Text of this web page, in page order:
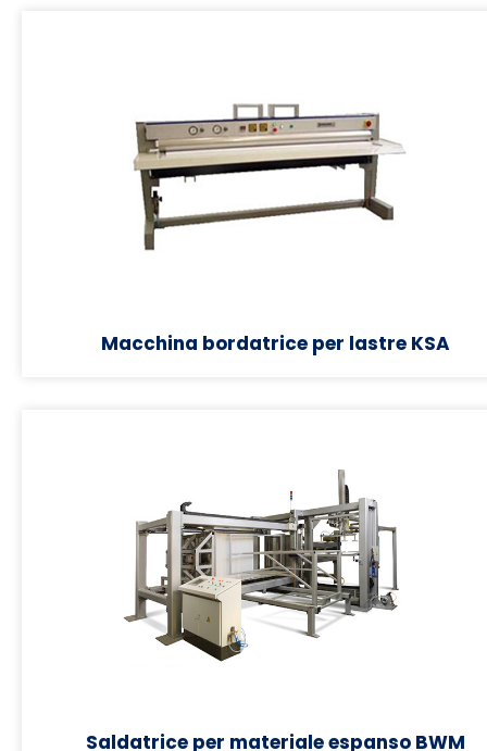
Macchina bordatrice per lastre KSA
Saldatrice per materiale espanso BWM